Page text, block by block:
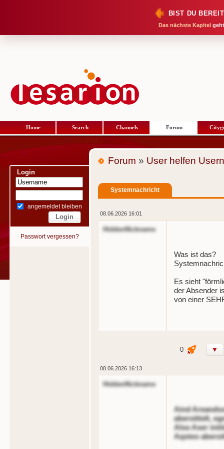
BIST DU
Das nächste Kapitel
Home Search Channels Forum
Login
angemeldet bleiben
Passwort vergessen?
Forum » User helfen Usern
Systemnachricht
08.06.2026 16:01
HiddenNickname
Was ist das?
Es sieht
der Absender
von einer
▼
0
08.06.2026 16:13
HiddenNickname
Aind
aberoittelt,
Also Aser
Aqsteo